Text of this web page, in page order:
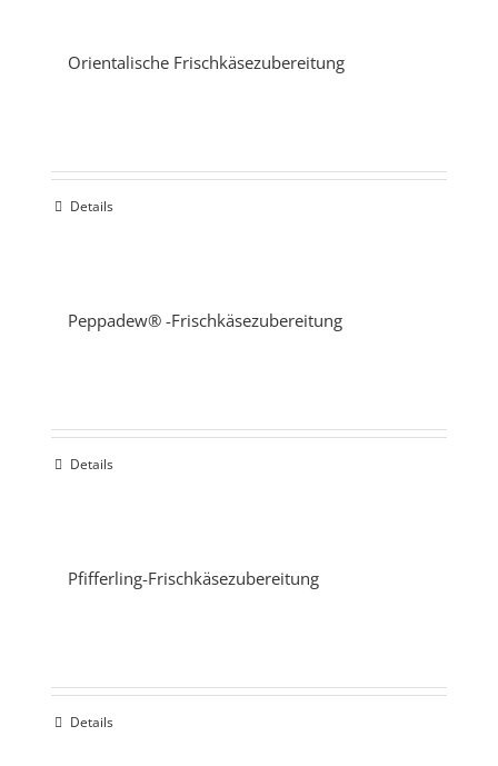
Orientalische Frischkäsezubereitung
Details
Peppadew® -Frischkäsezubereitung
Details
Pfifferling-Frischkäsezubereitung
Details